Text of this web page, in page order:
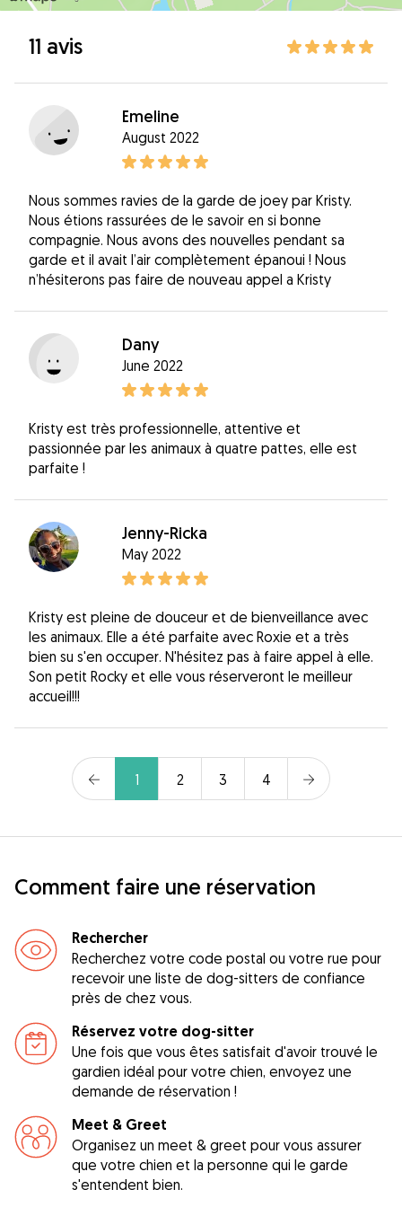
11 avis
Emeline
August 2022
Nous sommes ravies de la garde de joey par Kristy.
Nous étions rassurées de le savoir en si bonne
compagnie. Nous avons des nouvelles pendant sa
garde et il avait l’air complètement épanoui ! Nous
n’hésiterons pas faire de nouveau appel a Kristy
Dany
June 2022
Kristy est très professionnelle, attentive et
passionnée par les animaux à quatre pattes, elle est
parfaite !
Jenny-Ricka
May 2022
Kristy est pleine de douceur et de bienveillance avec
les animaux. Elle a été parfaite avec Roxie et a très
bien su s'en occuper. N'hésitez pas à faire appel à elle.
Son petit Rocky et elle vous réserveront le meilleur
accueil!!!
1 2 3 4
Comment faire une réservation
Rechercher
Recherchez votre code postal ou votre rue pour
recevoir une liste de dog-sitters de confiance
près de chez vous.
Réservez votre dog-sitter
Une fois que vous êtes satisfait d'avoir trouvé le
gardien idéal pour votre chien, envoyez une
demande de réservation !
Meet & Greet
Organisez un meet & greet pour vous assurer
que votre chien et la personne qui le garde
s'entendent bien.